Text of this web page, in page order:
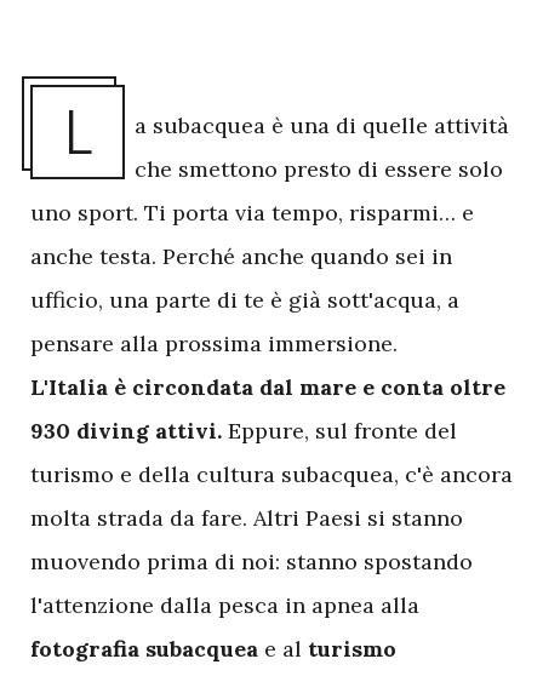
L
a subacquea è una di quelle attività
che smettono presto di essere solo
uno sport. Ti porta via tempo, risparmi… e
anche testa. Perché anche quando sei in
ufficio, una parte di te è già sott'acqua, a
pensare alla prossima immersione.
L'Italia è circondata dal mare e conta oltre
930 diving attivi. Eppure, sul fronte del
turismo e della cultura subacquea, c'è ancora
molta strada da fare. Altri Paesi si stanno
muovendo prima di noi: stanno spostando
l'attenzione dalla pesca in apnea alla
fotografia subacquea e al turismo